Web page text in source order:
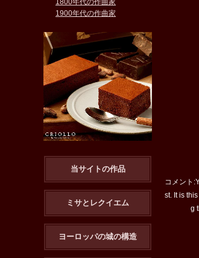
コメント
st. It is
g
1900年代の作曲家
当サイトの作品
ミサとレクイエム
ヨーロッパの城の構造